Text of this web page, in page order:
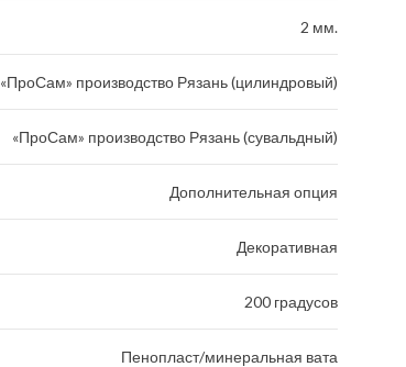
2 мм.
«ПроСам» производство Рязань (цилиндровый)
«ПроСам» производство Рязань (сувальдный)
Дополнительная опция
Декоративная
200 градусов
Пенопласт/минеральная вата